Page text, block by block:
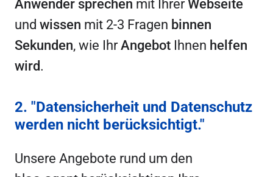
Anwender sprechen mit IhrerWebseite
und wissen mit 2-3 Fragen binnen
Sekunden, wie IhrAngebot Ihnen helfen
wird.
2. "Datensicherheit und Datenschutz
werden nicht berücksichtigt."
Unsere Angebote rund um den